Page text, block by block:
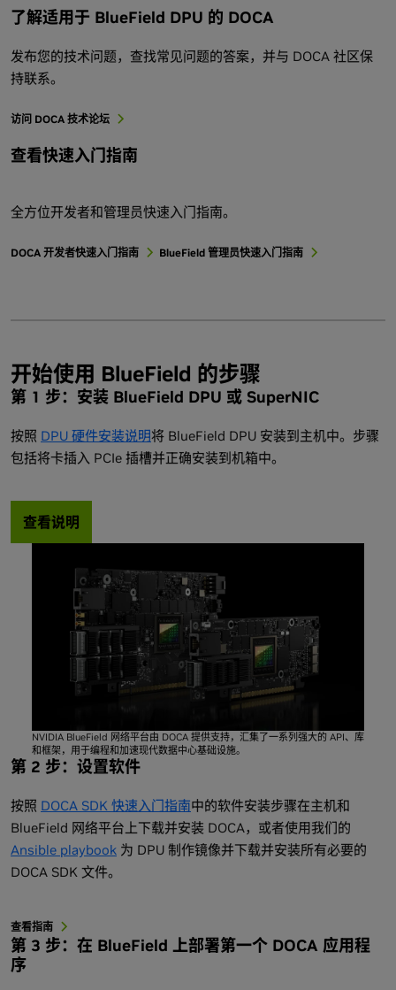
了解适用于 BlueField DPU 的 DOCA
发布您的技术问题，查找常见问题的答案，并与 DOCA 社区保
持联系。
访问 DOCA 技术论坛
查看快速入门指南
全方位开发者和管理员快速入门指南。
DOCA 开发者快速入门指南 BlueField 管理员快速入门指南
开始使用 BlueField 的步骤
第 1 步：安装 BlueField DPU 或 SuperNIC
按照 DPU 硬件安装说明将 BlueField DPU 安装到主机中。步骤
包括将卡插入 PCIe 插槽并正确安装到机箱中。
查看说明
NVIDIA BlueField 网络平台由 DOCA 提供支持，汇集了一系列强大的 API、库
和框架，用于编程和加速现代数据中心基础设施。
第 2 步：设置软件
按照 DOCA SDK 快速入门指南中的软件安装步骤在主机和
BlueField 网络平台上下载并安装 DOCA，或者使用我们的
Ansible playbook 为 DPU 制作镜像并下载并安装所有必要的
DOCA SDK 文件。
查看指南
第 3 步：在 BlueField 上部署第一个 DOCA 应用程
序